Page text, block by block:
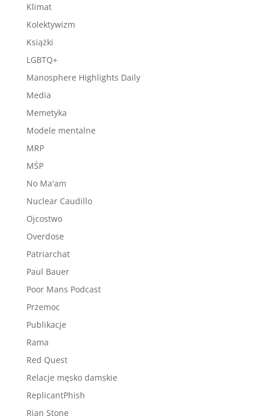
Klimat
Kolektywizm
Książki
LGBTQ+
Manosphere Highlights Daily
Media
Memetyka
Modele mentalne
MRP
MŚP
No Ma'am
Nuclear Caudillo
Ojcostwo
Overdose
Patriarchat
Paul Bauer
Poor Mans Podcast
Przemoc
Publikacje
Rama
Red Quest
Relacje męsko damskie
ReplicantPhish
Rian Stone